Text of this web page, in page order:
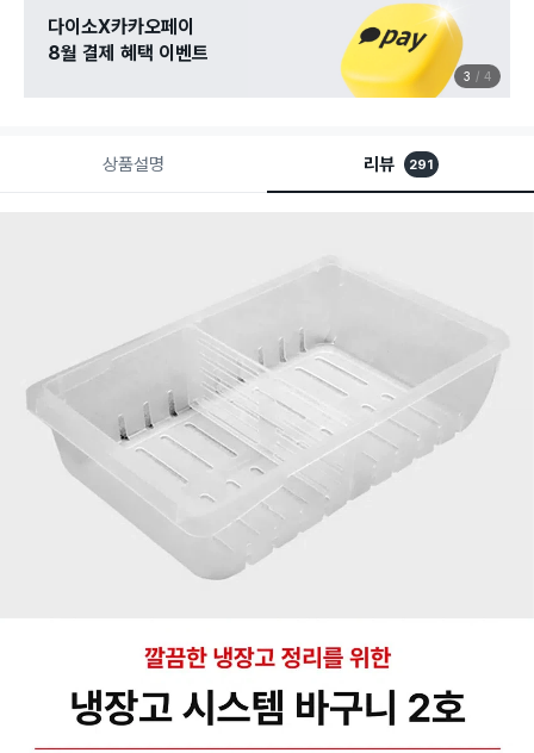
다이소X카카오페이
8월 결제 혜택 이벤트
3 4
상품설명 리뷰 291